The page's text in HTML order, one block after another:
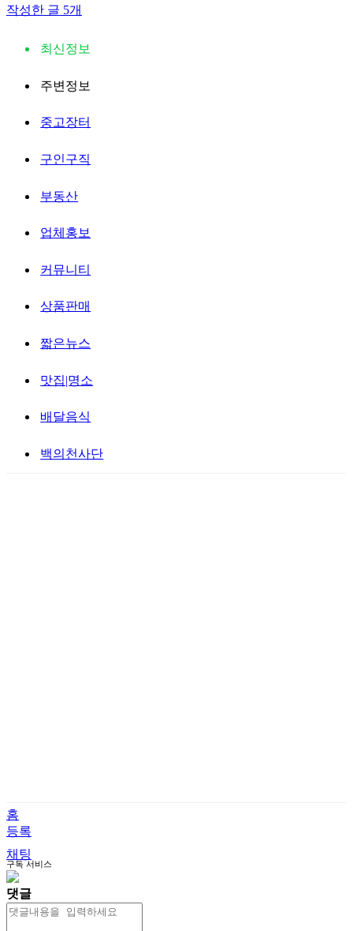
작성한 글 5개
최신정보
주변정보
중고장터
구인구직
부동산
업체홍보
커뮤니티
상품판매
짧은뉴스
맛집|명소
배달음식
백의천사단
홈
등록
채팅
구독 서비스
댓글